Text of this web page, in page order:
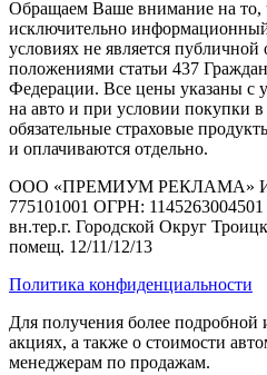
Обращаем Ваше внимание на то,
исключительно
условиях не является
положениями статьи 437
Федерации. Все цены указаны с
на авто и при условии покупки
обязательные страховые
и оплачиваются отдельно.
ООО «ПРЕМИУМ РЕКЛАМА»
775101001 ОГРН:
вн.тер.г. Городской Округ
помещ. 12/11/12/13
Политика конфиденциальности
Для получения более
акциях, а также о стоимости
менеджерам по продажам.